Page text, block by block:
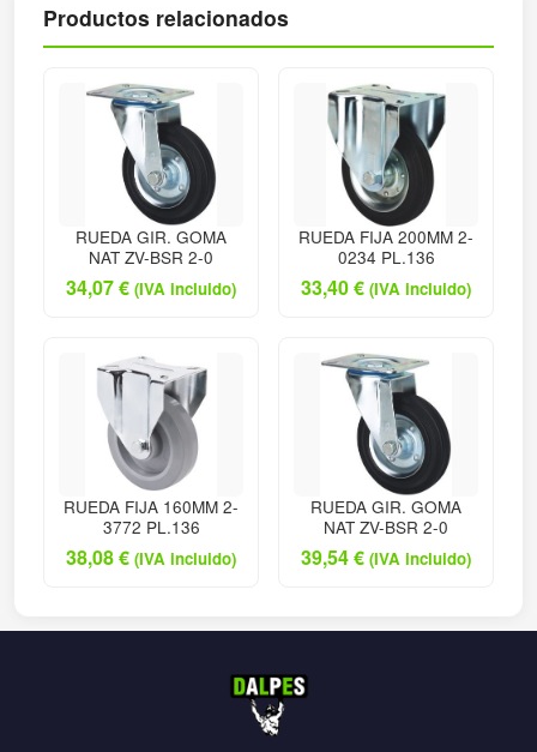
Productos relacionados
RUEDA GIR. GOMA
NAT ZV-BSR 2-0
34,07€ (IVA incluido)
RUEDA FIJA 200MM 2-
0234 PL.136
33,40€ (IVA incluido)
RUEDA FIJA 160MM 2-
3772 PL.136
38,08€ (IVA incluido)
RUEDA GIR. GOMA
NAT ZV-BSR 2-0
39,54€ (IVA incluido)